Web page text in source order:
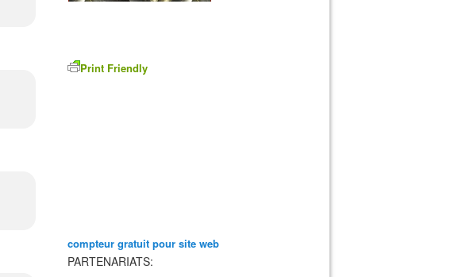
Print Friendly
compteur gratuit pour site web
PARTENARIATS: